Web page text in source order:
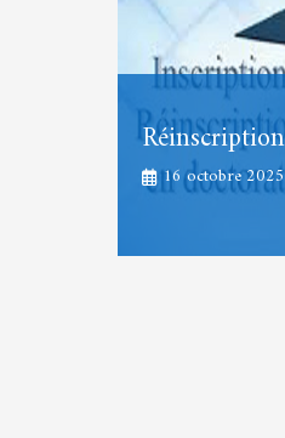
16 octobre 2025